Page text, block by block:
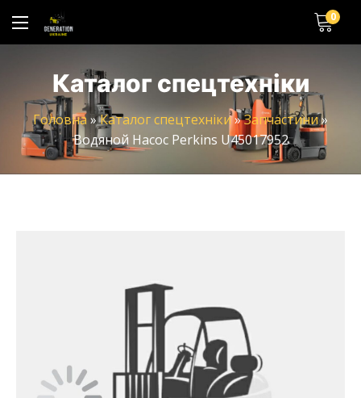
0
Каталог спецтехніки
Головна»Каталог спецтехніки»Запчастини»
Водяной Насос Perkins U45017952